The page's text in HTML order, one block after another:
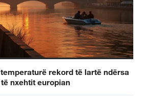
rekord të lartë ndërsa
nxehtit europian